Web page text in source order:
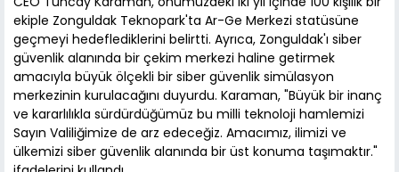
ekiple Zonguldak Teknopark'ta Ar-Ge Merkezi statüsüne
geçmeyi hedeflediklerini belirtti. Ayrıca, Zonguldak'ı siber
güvenlik alanında bir çekim merkezi haline getirmek
amacıyla büyük ölçekli bir siber güvenlik simülasyon
merkezinin kurulacağını duyurdu. Karaman, "Büyük bir inanç
ve kararlılıkla sürdürdüğümüz bu milli teknoloji hamlemizi
Sayın Valiliğimize de arz edeceğiz. Amacımız, ilimizi ve
ülkemizi siber güvenlik alanında bir üst konuma taşımaktır."